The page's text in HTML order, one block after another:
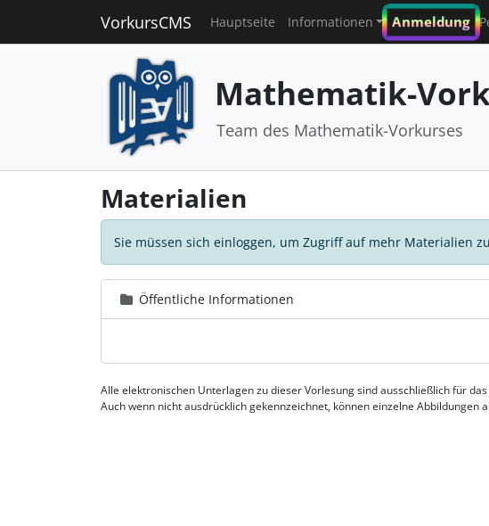
VorkursCMS Hauptseite Informationen Anmeldung
Mathematik-
Team des Mathematik-Vorkurses
Materialien
Sie müssen sich einloggen, um Zugriff auf mehr Materialien
Öffentliche Informationen
Alle elektronischen Unterlagen zu dieser Vorlesung sind ausschließlich für
Auch wenn nicht ausdrücklich gekennzeichnet, können einzelne